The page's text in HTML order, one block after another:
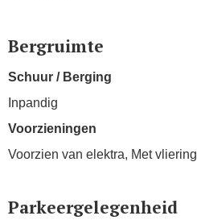
Bergruimte
Schuur / Berging
Inpandig
Voorzieningen
Voorzien van elektra, Met vliering
Parkeergelegenheid